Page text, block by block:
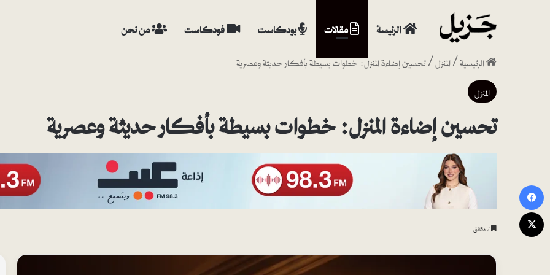
الرئيسة مقالات بودكاست فودكاست من نحن
الرئيسية/المنزل/تحسين إضاءة المنزل: خطوات بسيطة بأفكار حديثة وعصرية
المنزل
تحسين إضاءة المنزل: خطوات بسيطة بأفكار حديثة وعصرية